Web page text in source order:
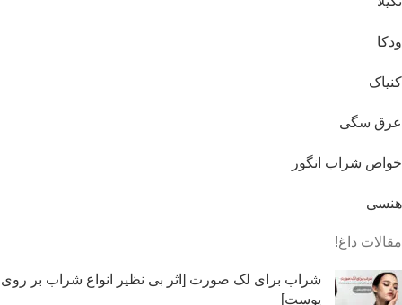
ودکا
کنیاک
عرق سگی
خواص شراب انگور
هنسی
مقالات داغ!
شراب برای لک صورت [اثر بی نظیر انواع شراب بر روی
پوست]